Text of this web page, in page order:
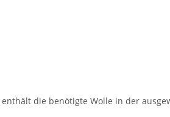
enthält die benötigte Wolle in der